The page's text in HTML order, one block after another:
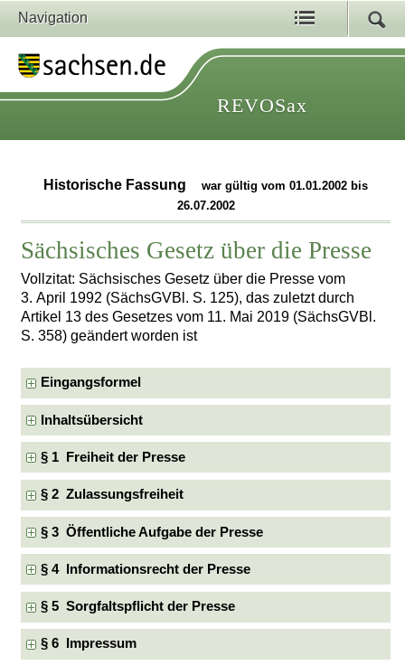
Navigation
REVOSax
Historische Fassung
war gültig vom 01.01.2002 bis
26.07.2002
Sächsisches Gesetz über die Presse
Vollzitat: Sächsisches Gesetz über die Presse vom
3. April 1992 (SächsGVBl. S. 125), das zuletzt durch
Artikel 13 des Gesetzes vom 11. Mai 2019 (SächsGVBl.
S. 358) geändert worden ist
Eingangsformel
Inhaltsübersicht
§ 1 Freiheit der Presse
§ 2 Zulassungsfreiheit
§ 3 Öffentliche Aufgabe der Presse
§ 4 Informationsrecht der Presse
§ 5 Sorgfaltspflicht der Presse
§ 6 Impressum